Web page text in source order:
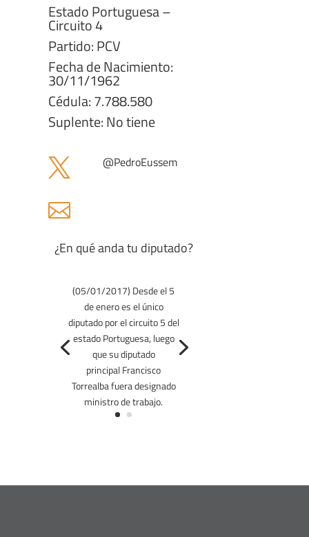
Estado Portuguesa –
Circuito 4
Partido: PCV
Fecha de Nacimiento:
30/11/1962
Cédula: 7.788.580
Suplente: No tiene
 @PedroEussem

¿En qué anda tu diputado?
(05/01/2017) Desde el 5
de enero es el único
diputado por el circuito 5 del
estado Portuguesa, luego
que su diputado
principal Francisco
Torrealba fuera designado
ministro de trabajo.